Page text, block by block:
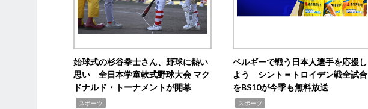
始球式の杉谷拳士さん、野球に熱い
思い 全日本学童軟式野球大会 マク
ドナルド・トーナメントが開幕
スポーツ
ベルギーで戦う日本人選手を応援し
よう シント＝トロイデン戦全試合
をBS10が今季も無料放送
スポーツ